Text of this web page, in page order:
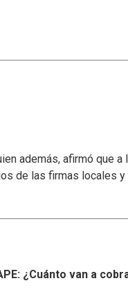
además, afirmó que
de las firmas locales
¿Cuánto van a